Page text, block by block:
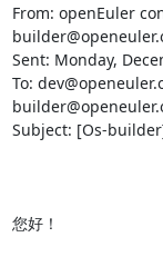
From: openEuler
Sent: Monday,
To:
Subject: [Os-
您好！